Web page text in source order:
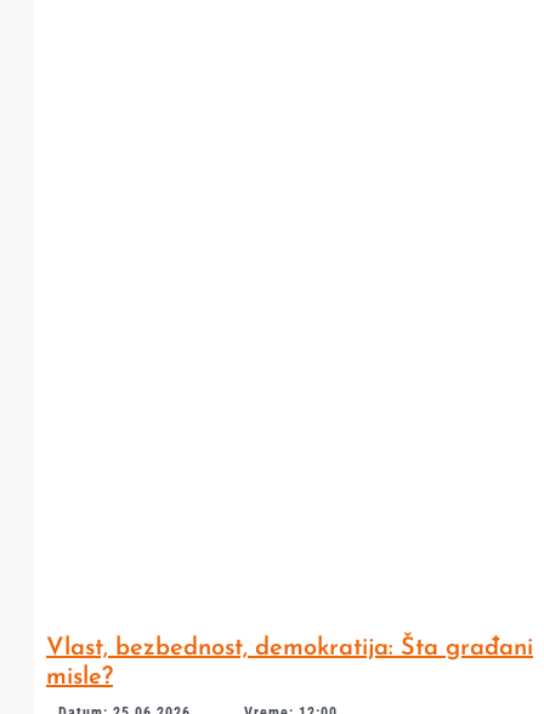
Vlast, bezbednost, demokratija: Šta građani
misle?